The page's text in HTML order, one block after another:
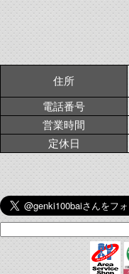
住所
電話番号
営業時間
定休日